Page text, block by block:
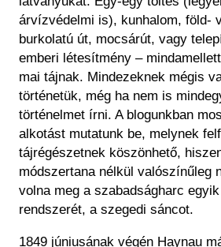
árvízvédelmi is), kunhalom, föld-
burkolatú út, mocsárút, vagy
emberi létesítmény –
mai tájnak. Mindezeknek mégis
történetük, még ha nem is
történelmet írni. A blogunkban
alkotást mutatunk be, melynek
tájrégészetnek köszönhető,
módszertana nélkül valószínűleg
volna meg a szabadságharc
rendszerét, a szegedi sáncot.
1849 júniusának végén Haynau